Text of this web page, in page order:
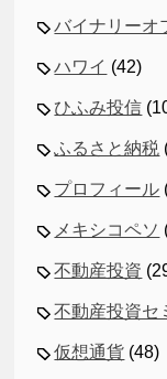
バイナリーオ
ハワイ (42)
ひふみ投信
ふるさと納税
プロフィール
メキシコペソ
不動産投資
不動産投資セ
仮想通貨 (48)